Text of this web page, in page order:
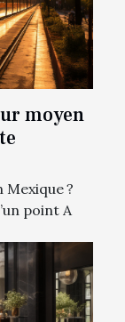
moyen
?
point A